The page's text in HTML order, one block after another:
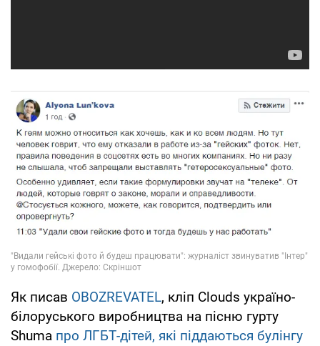
Як писав OBOZREVATEL, кліп Clouds україно-
білоруського виробництва на пісню гурту
Shuma про ЛГБТ-дітей, які піддаються булінгу